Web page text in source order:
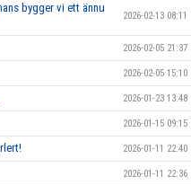
bygger vi ett ännu
2026-02-13 08:11
2026-02-05 21:37
2026-02-05 15:10
2026-01-23 13:48
2026-01-15 09:15
2026-01-11 22:40
2026-01-11 22:36